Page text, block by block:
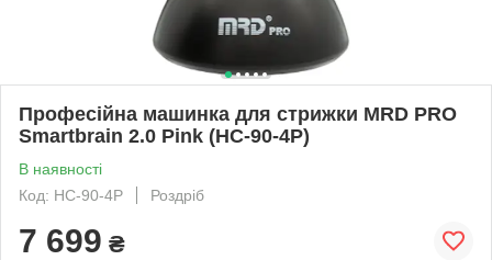
Професійна машинка для стрижки MRD PRO
Smartbrain 2.0 Pink (HC-90-4P)
В наявності
Код: HC-90-4P
Роздріб
7 699 ₴